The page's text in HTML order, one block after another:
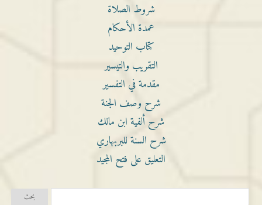
شروط الصلاة
عمدة الأحكام
كتاب التوحيد
التقريب والتيسير
مقدمة في التفسير
شرح وصف الجنة
شرح ألفية ابن مالك
شرح السنة للبربهاري
التعليق على فتح المجيد